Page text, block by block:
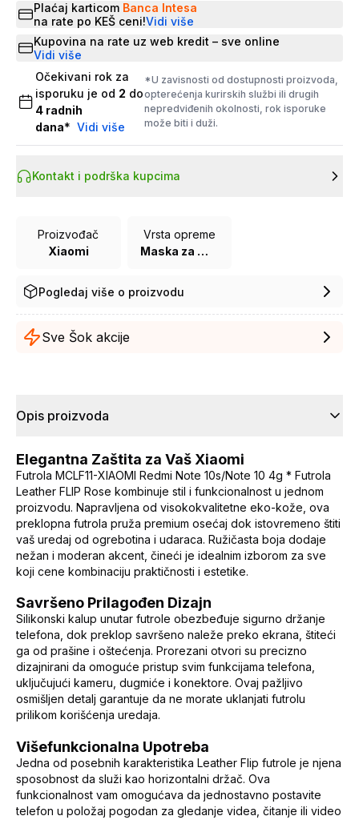
Plaćaj karticom Banca Intesa
na rate po KEŠ ceni!Vidi više
Kupovina na rate uz web kredit – sve online
Vidi više
Očekivani rok za
isporuku je od 2 do
4 radnih
dana* Vidi više
*U zavisnosti od dostupnosti proizvoda,
opterećenja kurirskih službi ili drugih
nepredviđenih okolnosti, rok isporuke
može biti i duži.
Kontakt i podrška kupcima
Proizvođač
Xiaomi
Vrsta opreme
Maska za mobilni telefon
Pogledaj više o proizvodu
Sve Šok akcije
Opis proizvoda
Elegantna Zaštita za Vaš Xiaomi
Futrola MCLF11-XIAOMI Redmi Note 10s/Note 10 4g * Futrola
Leather FLIP Rose kombinuje stil i funkcionalnost u jednom
proizvodu. Napravljena od visokokvalitetne eko-kože, ova
preklopna futrola pruža premium osećaj dok istovremeno štiti
vaš uredaj od ogrebotina i udaraca. Ružičasta boja dodaje
nežan i moderan akcent, čineći je idealnim izborom za sve
koji cene kombinaciju praktičnosti i estetike.
Savršeno Prilagođen Dizajn
Silikonski kalup unutar futrole obezbeđuje sigurno držanje
telefona, dok preklop savršeno naleže preko ekrana, štiteći
ga od prašine i oštećenja. Prorezani otvori su precizno
dizajnirani da omoguće pristup svim funkcijama telefona,
uključujući kameru, dugmiće i konektore. Ovaj pažljivo
osmišljen detalj garantuje da ne morate uklanjati futrolu
prilikom korišćenja uredaja.
Višefunkcionalna Upotreba
Jedna od posebnih karakteristika Leather Flip futrole je njena
sposobnost da služi kao horizontalni držač. Ova
funkcionalnost vam omogućava da jednostavno postavite
telefon u položaj pogodan za gledanje videa, čitanje ili video